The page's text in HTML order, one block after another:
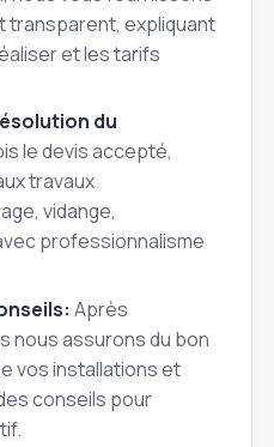
transparent, expliquant
et les tarifs
du
le devis accepté,
travaux
vidange,
professionnalisme
Après
nous assurons du bon
vos installations et
conseils pour